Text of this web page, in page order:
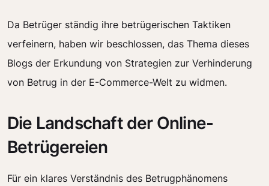
Da Betrüger ständig ihre betrügerischen Taktiken
verfeinern, haben wir beschlossen, das Thema dieses
Blogs der Erkundung von Strategien zur Verhinderung
von Betrug in der E-Commerce-Welt zu widmen.
Die Landschaft der Online-
Betrügereien
Für ein klares Verständnis des Betrugphänomens